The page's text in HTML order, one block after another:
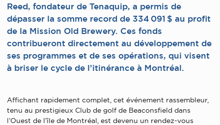
Reed, fondateur de Tenaquip, a permis de
dépasser la somme record de 334 091 $ au profit
de la Mission Old Brewery. Ces fonds
contribueront directement au développement de
ses programmes et de ses opérations, qui visent
à briser le cycle de l’itinérance à Montréal.
Affichant rapidement complet, cet événement rassembleur,
tenu au prestigieux Club de golf de Beaconsfield dans
l’Ouest de l’île de Montréal, est devenu un rendez-vous